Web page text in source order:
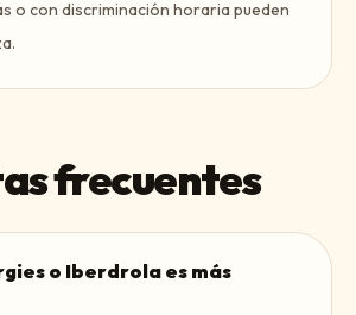
o con discriminación horaria pueden
frecuentes
o Iberdrola es más